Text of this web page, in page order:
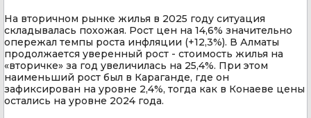
На вторичном рынке жилья в 2025 году ситуация
складывалась похожая. Рост цен на 14,6% значительно
опережал темпы роста инфляции (+12,3%). В Алматы
продолжается уверенный рост - стоимость жилья на
«вторичке» за год увеличилась на 25,4%. При этом
наименьший рост был в Караганде, где он
зафиксирован на уровне 2,4%, тогда как в Конаеве цены
остались на уровне 2024 года.